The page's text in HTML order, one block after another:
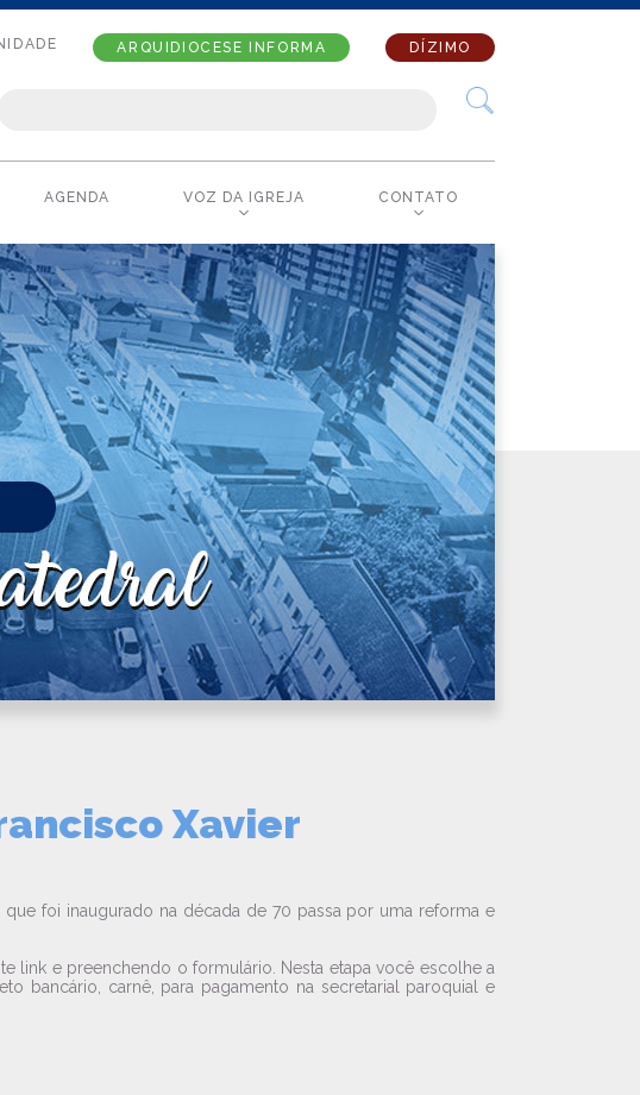
DÍZIMO
ARQUIDIOCESE INFORMA
AGENDA VOZ DA IGREJA CONTATO
Xavier
foi inaugurado na década de 70 passa por uma reforma e
link e preenchendo o formulário. Nesta etapa você escolhe a
bancário, carnê, para pagamento na secretarial paroquial e